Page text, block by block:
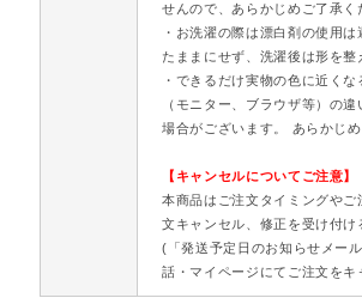
せんので、あらかじめご了承く
・お洗濯の際は漂白剤の使用
たままにせず、洗濯後は形を整
・できるだけ実物の色に近く
（モニター、ブラウザ等）の
場合がございます。 あらかじめ
【キャンセルについてご注意】
本商品はご注文タイミングや
文キャンセル、修正を受け付け
(「発送予定日のお知らせメー
話・マイページにてご注文をキ